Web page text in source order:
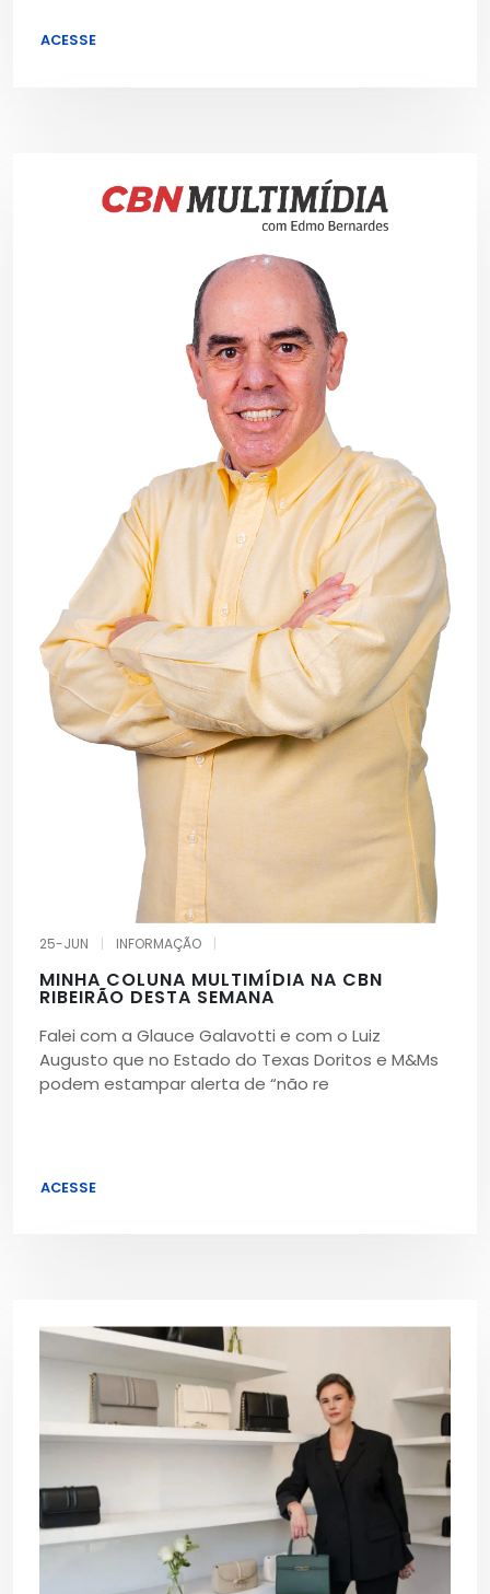
ACESSE
25-JUN INFORMAÇÃO
MINHA COLUNA MULTIMÍDIA NA CBN
RIBEIRÃO DESTA SEMANA
Falei com a Glauce Galavotti e com o Luiz
Augusto que no Estado do Texas Doritos e M&Ms
podem estampar alerta de “não re
ACESSE